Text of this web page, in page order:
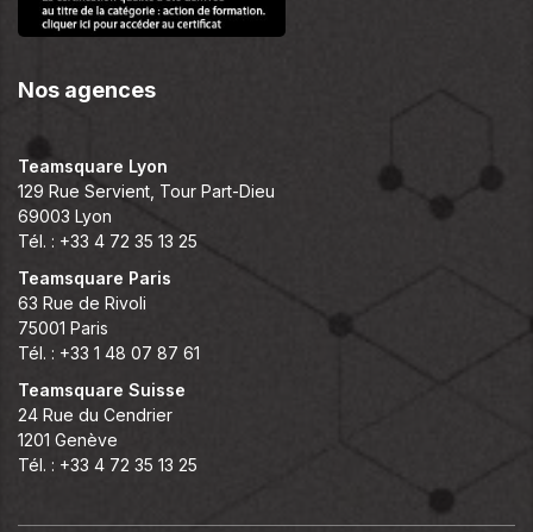
Nos agences
Teamsquare Lyon
129 Rue Servient, Tour Part-Dieu
69003 Lyon
Tél. : +33 4 72 35 13 25
Teamsquare Paris
63 Rue de Rivoli
75001 Paris
Tél. : +33 1 48 07 87 61
Teamsquare Suisse
24 Rue du Cendrier
1201 Genève
Tél. : +33 4 72 35 13 25